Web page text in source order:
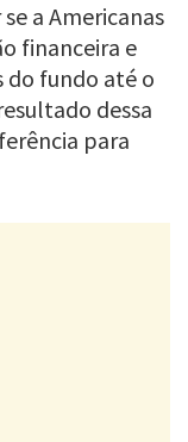
a Americanas
financeira e
do fundo até o
dessa
para